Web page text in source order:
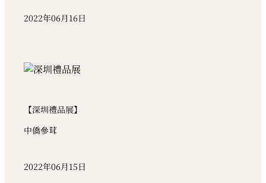
2022年06月16日
【深圳禮品展】
中僑參茸
2022年06月15日